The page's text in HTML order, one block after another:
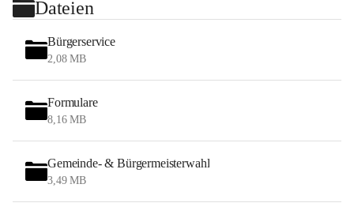
Dateien
Bürgerservice
2,08 MB
Formulare
8,16 MB
Gemeinde- & Bürgermeisterwahl
3,49 MB